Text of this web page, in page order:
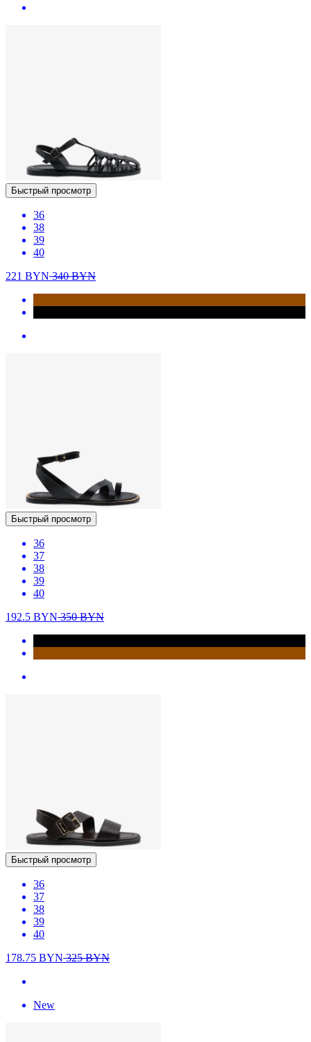
Быстрый просмотр
36
38
39
40
221 BYN340BYN
Быстрый просмотр
36
37
38
39
40
192.5 BYN350BYN
Быстрый просмотр
36
37
38
39
40
178.75 BYN325BYN
New